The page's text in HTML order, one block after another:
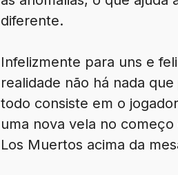
diferente.
Infelizmente para uns e
realidade não há nada
todo consiste em o
uma nova vela no
Los Muertos acima da